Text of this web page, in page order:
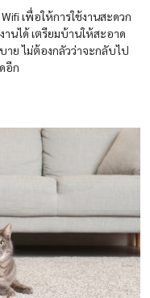
เพื่อให้การใช้งานสะดวก
านได้เตรียมบ้านให้สะอาด
าย ไม่ต้องกลัวว่าจะกลับไป
อีก